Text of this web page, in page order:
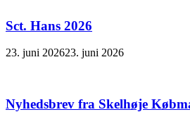
Sct. Hans 2026
23. juni 202623. juni 2026
Nyhedsbrev fra Skelhøje